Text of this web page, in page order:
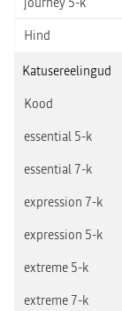
Katusereelingud